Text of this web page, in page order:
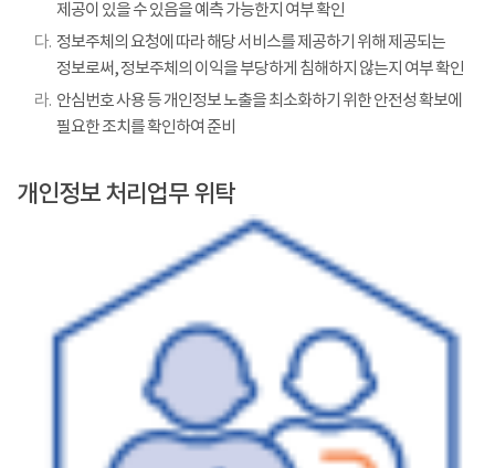
제공이 있을 수 있음을 예측 가능한지 여부 확인
다. 정보주체의 요청에 따라 해당 서비스를 제공하기 위해 제공되는
정보로써, 정보주체의 이익을 부당하게 침해하지 않는지 여부 확인
라. 안심번호 사용 등 개인정보 노출을 최소화하기 위한 안전성 확보에
필요한 조치를 확인하여 준비
개인정보 처리업무 위탁